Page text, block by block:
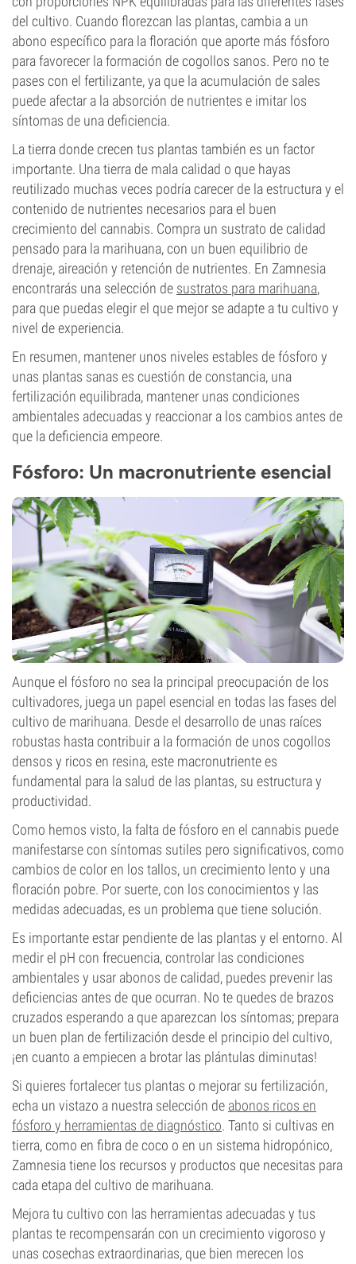
del cultivo. Cuando florezcan las plantas, cambia a un
abono específico para la floración que aporte más fósforo
para favorecer la formación de cogollos sanos. Pero no te
pases con el fertilizante, ya que la acumulación de sales
puede afectar a la absorción de nutrientes e imitar los
síntomas de una deficiencia.
La tierra donde crecen tus plantas también es un factor
importante. Una tierra de mala calidad o que hayas
reutilizado muchas veces podría carecer de la estructura y el
contenido de nutrientes necesarios para el buen
crecimiento del cannabis. Compra un sustrato de calidad
pensado para la marihuana, con un buen equilibrio de
drenaje, aireación y retención de nutrientes. En Zamnesia
encontrarás una selección de sustratos para marihuana,
para que puedas elegir el que mejor se adapte a tu cultivo y
nivel de experiencia.
En resumen, mantener unos niveles estables de fósforo y
unas plantas sanas es cuestión de constancia, una
fertilización equilibrada, mantener unas condiciones
ambientales adecuadas y reaccionar a los cambios antes de
que la deficiencia empeore.
Fósforo: Un macronutriente esencial
Aunque el fósforo no sea la principal preocupación de los
cultivadores, juega un papel esencial en todas las fases del
cultivo de marihuana. Desde el desarrollo de unas raíces
robustas hasta contribuir a la formación de unos cogollos
densos y ricos en resina, este macronutriente es
fundamental para la salud de las plantas, su estructura y
productividad.
Como hemos visto, la falta de fósforo en el cannabis puede
manifestarse con síntomas sutiles pero significativos, como
cambios de color en los tallos, un crecimiento lento y una
floración pobre. Por suerte, con los conocimientos y las
medidas adecuadas, es un problema que tiene solución.
Es importante estar pendiente de las plantas y el entorno. Al
medir el pH con frecuencia, controlar las condiciones
ambientales y usar abonos de calidad, puedes prevenir las
deficiencias antes de que ocurran. No te quedes de brazos
cruzados esperando a que aparezcan los síntomas; prepara
un buen plan de fertilización desde el principio del cultivo,
¡en cuanto a empiecen a brotar las plántulas diminutas!
Si quieres fortalecer tus plantas o mejorar su fertilización,
echa un vistazo a nuestra selección de abonos ricos en
fósforo y herramientas de diagnóstico. Tanto si cultivas en
tierra, como en fibra de coco o en un sistema hidropónico,
Zamnesia tiene los recursos y productos que necesitas para
cada etapa del cultivo de marihuana.
Mejora tu cultivo con las herramientas adecuadas y tus
plantas te recompensarán con un crecimiento vigoroso y
unas cosechas extraordinarias, que bien merecen los